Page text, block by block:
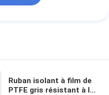
Ruban isolant à film de
PTFE gris résistant à la